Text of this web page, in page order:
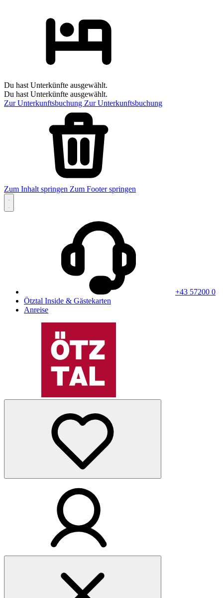
Du hast Unterkünfte ausgewählt.
Du hast Unterkünfte ausgewählt.
Zur Unterkunftsbuchung Zur Unterkunftsbuchung
Zum Inhalt springen Zum Footer springen
+43 57200 0
Ötztal Inside & Gästekarten
Anreise